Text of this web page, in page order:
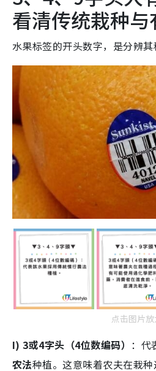
看清传统栽种
水果标签的开头数字，是分辨其
点击图片放
I) 3或4字头（4位数编码） ：代
农法种植。这意味着农夫在栽